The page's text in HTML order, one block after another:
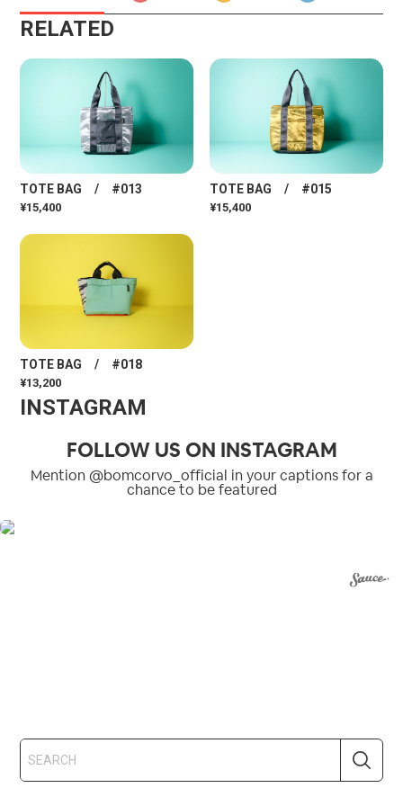
RELATED
TOTE BAG / #013
¥15,400
TOTE BAG / #015
¥15,400
TOTE BAG / #018
¥13,200
INSTAGRAM
FOLLOW US ON INSTAGRAM
Mention @bomcorvo_official in your captions for a
chance to be featured